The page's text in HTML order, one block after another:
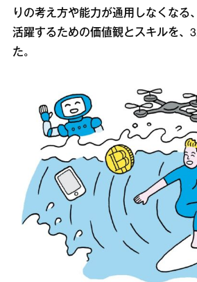
りの考え方や能力が通用しなくなる
活躍するための価値観とスキルを、
た。